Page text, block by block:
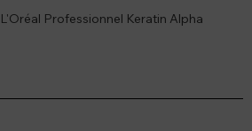
Professionnel Keratin Alpha